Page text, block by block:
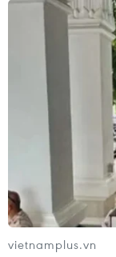
vietnamplus.vn